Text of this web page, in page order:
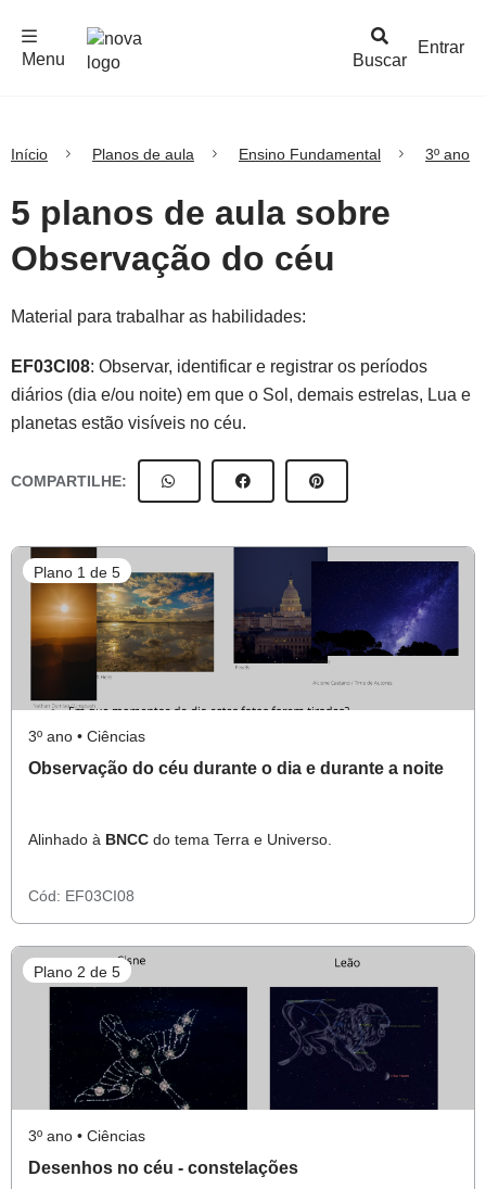
Buscar
Menu
Entrar
Início Planos de aula Ensino Fundamental 3º ano
5 planos de aula sobre
Observação do céu
Material para trabalhar as habilidades:
EF03CI08: Observar, identificar e registrar os períodos
diários (dia e/ou noite) em que o Sol, demais estrelas, Lua e
planetas estão visíveis no céu.
COMPARTILHE:
Plano 1 de 5
3º ano • Ciências
Observação do céu durante o dia e durante a noite
Alinhado à BNCC do tema Terra e Universo.
Cód: EF03CI08
Plano 2 de 5
3º ano • Ciências
Desenhos no céu - constelações